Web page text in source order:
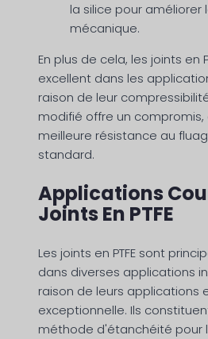
la silice pour améliorer
mécanique.
En plus de cela, les joints en
excellent dans les
raison de leur
modifié offre un
meilleure résistance au
standard.
Applications
Joints En PTFE
Les joints en PTFE sont
dans diverses applications
raison de leurs applications
exceptionnelle. Ils
méthode d'étanchéité pour